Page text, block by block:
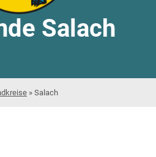
Salach
» Salach